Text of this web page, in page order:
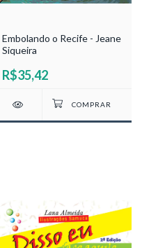
Embolando o Recife - Jeane
Siqueira
R$35,42